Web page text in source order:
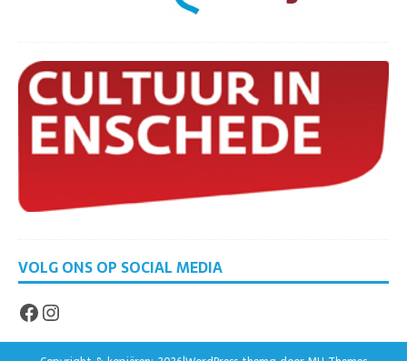
VOLG ONS OP SOCIAL MEDIA